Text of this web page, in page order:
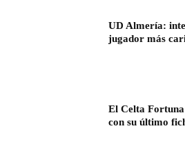
UD Almería:
jugador más
El Celta
con su último